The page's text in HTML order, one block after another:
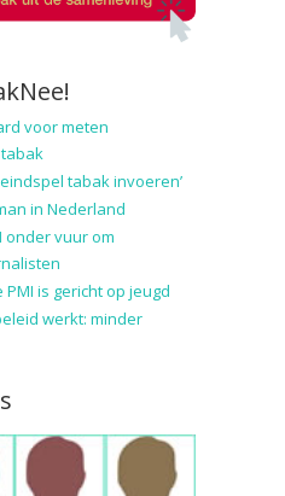
voor meten
tabak invoeren’
in Nederland
onder vuur om
is gericht op jeugd
werkt: minder